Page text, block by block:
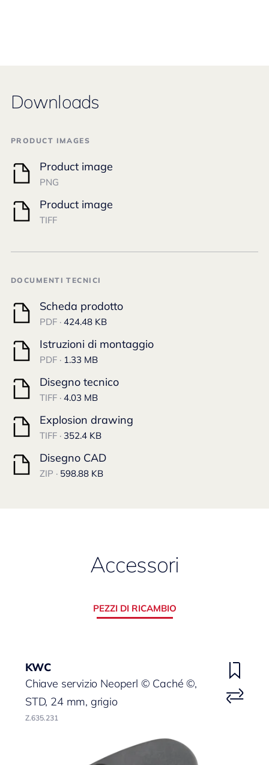
Downloads
PRODUCT IMAGES
Product image
PNG
Product image
TIFF
DOCUMENTI TECNICI
Scheda prodotto
PDF · 424.48 KB
Istruzioni di montaggio
PDF · 1.33 MB
Disegno tecnico
TIFF · 4.03 MB
Explosion drawing
TIFF · 352.4 KB
Disegno CAD
ZIP · 598.88 KB
Accessori
PEZZI DI RICAMBIO
KWC
Chiave servizio Neoperl © Caché ©,
STD, 24 mm, grigio
Z.635.231